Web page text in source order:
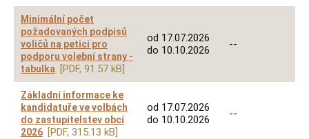
Minimální počet
požadovaných podpisů
voličů na petici pro
podporu volební strany -
tabulka
[PDF, 91.57 kB]
od 17.07.2026
do 10.10.2026
--
Základní informace ke
kandidatuře ve volbách
do zastupitelstev obcí
2026 [PDF, 315.13 kB]
od 17.07.2026
do 10.10.2026
--